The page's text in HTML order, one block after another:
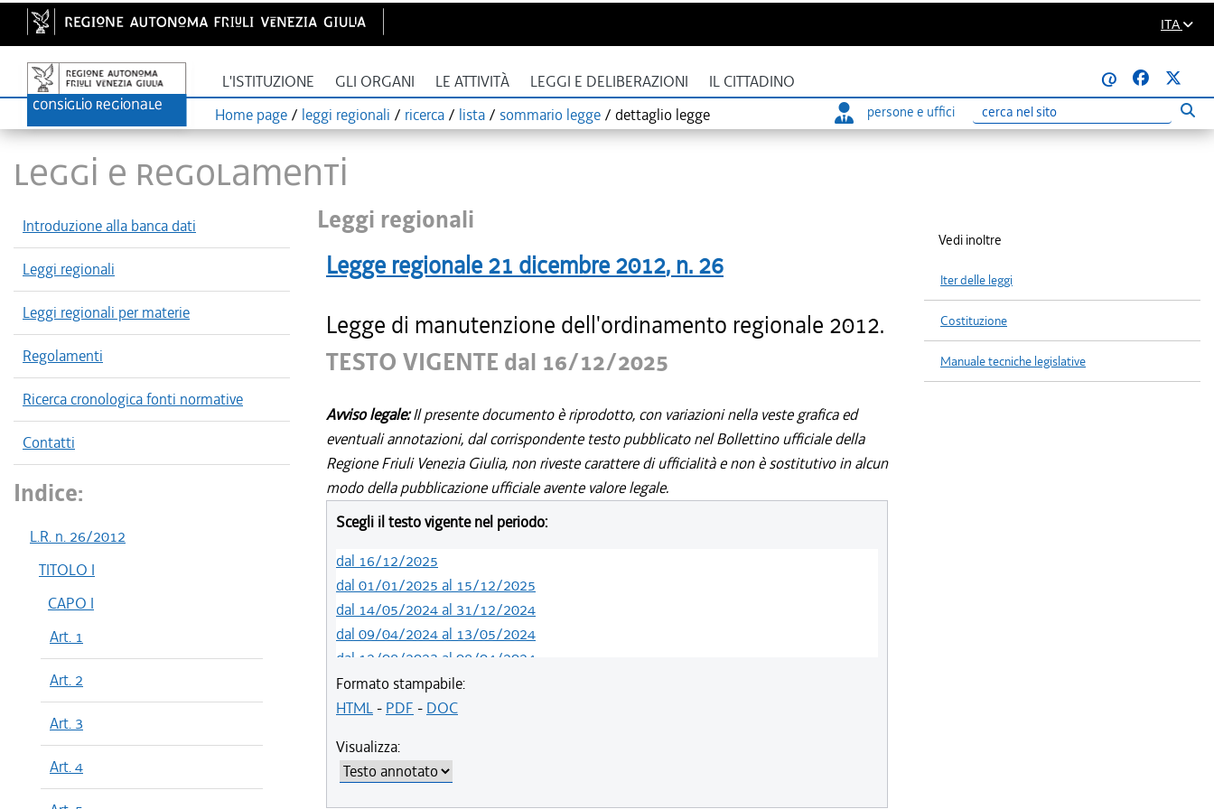
ITA
L'ISTITUZIONE GLI ORGANI LE ATTIVITÀ LEGGI E DELIBERAZIONI IL CITTADINO
@
Home page / leggi regionali / ricerca / lista / sommario legge / dettaglio legge persone e uffici
Ricerca
LEGGI E REGOLAMENTI
Introduzione alla banca dati
Leggi regionali
Leggi regionali per materie
Regolamenti
Ricerca cronologica fonti normative
Contatti
Indice:
L.R. n. 26/2012
TITOLO I
CAPO I
Art. 1
Art. 2
Art. 3
Art. 4
Leggi regionali
Legge regionale 21 dicembre 2012, n. 26
Legge di manutenzione dell'ordinamento regionale 2012.
TESTO VIGENTE dal 16/12/2025
Avviso legale:Il presente documento è riprodotto, con variazioni nella veste grafica ed
eventuali annotazioni, dal corrispondente testo pubblicato nel Bollettino ufficiale della
Regione Friuli Venezia Giulia, non riveste carattere di ufficialità e non è sostitutivo in alcun
modo della pubblicazione ufficiale avente valore legale.
Scegli il testo vigente nel periodo:
dal 16/12/2025
dal 01/01/2025 al 15/12/2025
dal 14/05/2024 al 31/12/2024
dal 09/04/2024 al 13/05/2024
dal 12/08/2023 al 08/04/2024
dal 01/01/2022 al 11/08/2023
dal 16/12/2021 al 31/12/2021
dal 18/06/2021 al 01/12/2021
dal 20/05/2021 al 17/06/2021
dal 01/01/2020 al 19/05/2021
Formato stampabile:
HTML- PDF - DOC
Visualizza:
Vedi inoltre
Iter delle leggi
Costituzione
Manuale tecniche legislative